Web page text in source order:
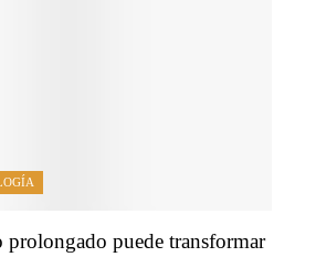
puede transformar